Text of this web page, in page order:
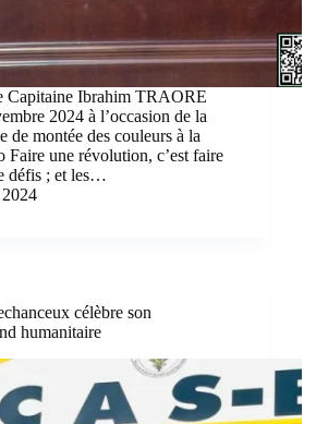
Capitaine Ibrahim TRAORE
2024 à l’occasion de la
de montée des couleurs à la
Faire une révolution, c’est faire
défis ; et les…
célèbre son
humanitaire